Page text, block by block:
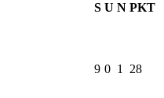
S U N PKT
9 0 1 28